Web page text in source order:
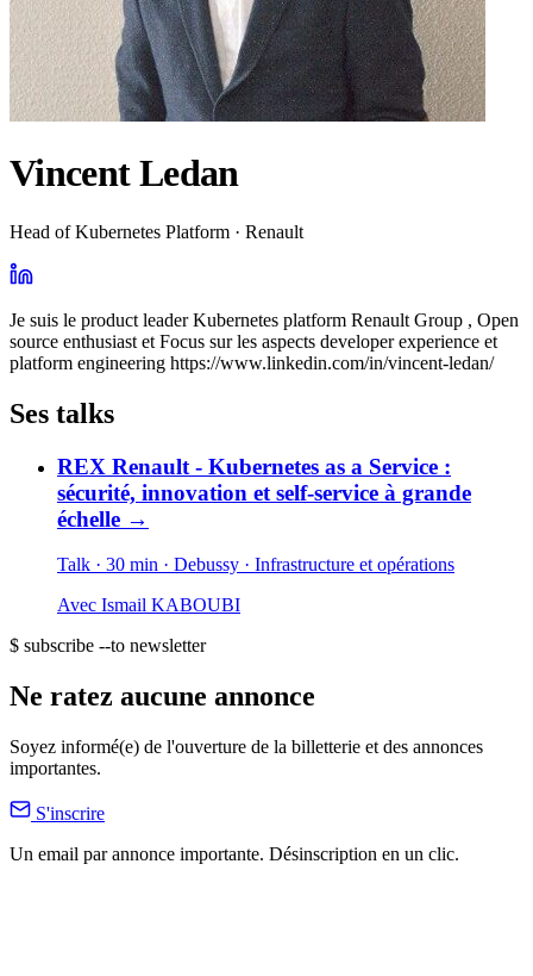
Vincent Ledan
Head of Kubernetes Platform · Renault
Je suis le product leader Kubernetes platform Renault Group , Open
source enthusiast et Focus sur les aspects developer experience et
platform engineering https://www.linkedin.com/in/vincent-ledan/
Ses talks
REX Renault - Kubernetes as a Service :
sécurité, innovation et self-service à grande
échelle →
Talk · 30 min · Debussy · Infrastructure et opérations
Avec Ismail KABOUBI
$ subscribe --to newsletter
Ne ratez aucune annonce
Soyez informé(e) de l'ouverture de la billetterie et des annonces
importantes.
S'inscrire
Un email par annonce importante. Désinscription en un clic.